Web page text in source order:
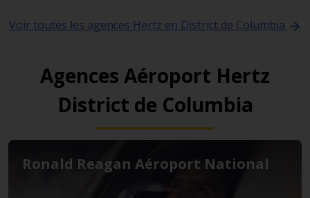
Voir toutes les agences Hertz en District de Columbia
Agences Aéroport Hertz
District de Columbia
Ronald Reagan Aéroport National